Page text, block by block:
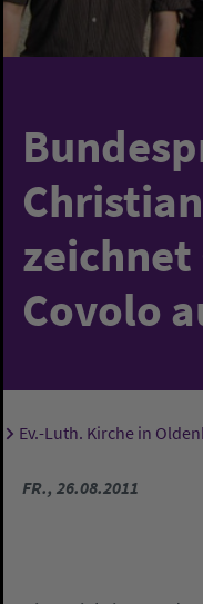
Covolo
Sie sind hier:
Ev.-Luth. Kirche in
FR., 26.08.2011